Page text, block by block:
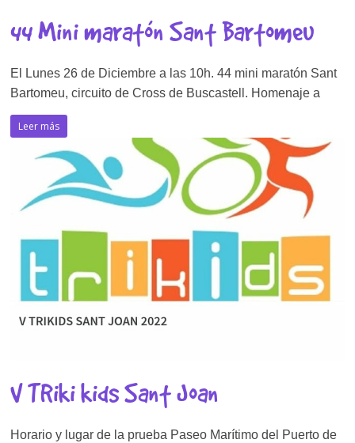
44 Mini maratón Sant Bartomeu
El Lunes 26 de Diciembre a las 10h. 44 mini maratón Sant
Bartomeu, circuito de Cross de Buscastell. Homenaje a
Leer más
V TRiki kids Sant Joan
Horario y lugar de la prueba Paseo Marítimo del Puerto de